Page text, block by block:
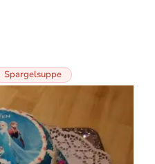
Spargelsuppe